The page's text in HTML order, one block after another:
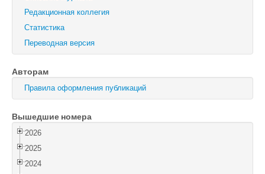
Письма в Журнал технической физики
Физика твердого тела
Физика и техника полупроводников
Оптика и спектроскопия
Поиск
Войти
Редакционная коллегия
Статистика
Переводная версия
Авторам
Правила оформления публикаций
Вышедшие номера
2026
2025
2024